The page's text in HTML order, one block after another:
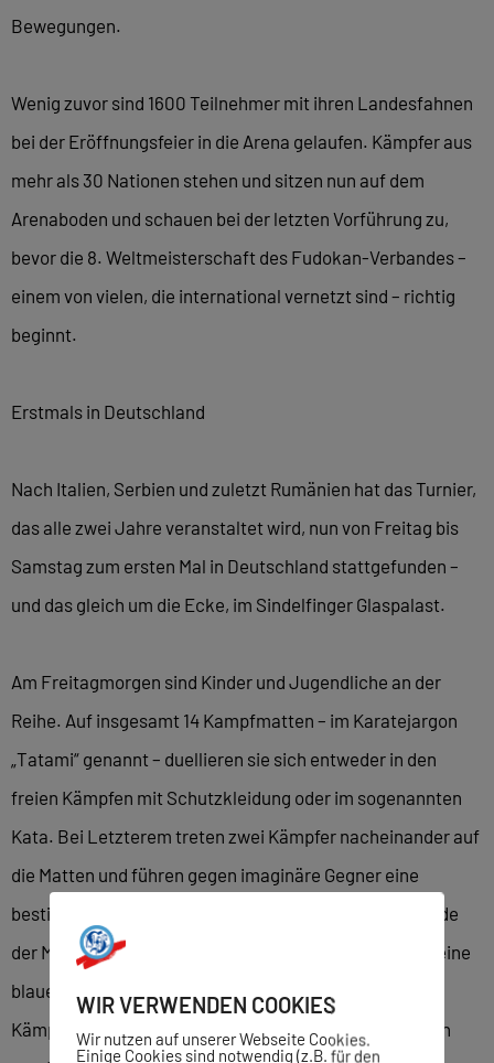
Bewegungen.
Wenig zuvor sind 1600 Teilnehmer mit ihren Landesfahnen
bei der Eröffnungsfeier in die Arena gelaufen. Kämpfer aus
mehr als 30 Nationen stehen und sitzen nun auf dem
Arenaboden und schauen bei der letzten Vorführung zu,
bevor die 8. Weltmeisterschaft des Fudokan-Verbandes –
einem von vielen, die international vernetzt sind – richtig
beginnt.
Erstmals in Deutschland
Nach Italien, Serbien und zuletzt Rumänien hat das Turnier,
das alle zwei Jahre veranstaltet wird, nun von Freitag bis
Samstag zum ersten Mal in Deutschland stattgefunden –
und das gleich um die Ecke, im Sindelfinger Glaspalast.
Am Freitagmorgen sind Kinder und Jugendliche an der
Reihe. Auf insgesamt 14 Kampfmatten – im Karatejargon
„Tatami“ genannt – duellieren sie sich entweder in den
freien Kämpfen mit Schutzkleidung oder im sogenannten
Kata. Bei Letzterem treten zwei Kämpfer nacheinander auf
die Matten und führen gegen imaginäre Gegner eine
bestimmte Abfolge von Kampfbewegungen aus. Um jede
der Matten sitzen fünf Kampfrichter, die eine rote und eine
blaue Fahne in der Hand halten. Am Ende gewinnt der
Kämpfer das Duell, für den die meisten Fahnen gehoben
WIR VERWENDEN COOKIES
Wir nutzen auf unserer Webseite Cookies.
Einige Cookies sind notwendig (z.B. für den